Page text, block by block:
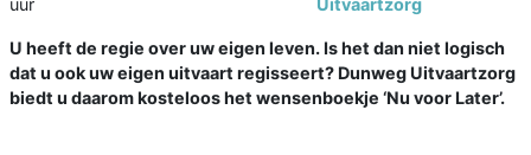
U heeft de regie over uw eigen leven. Is het dan niet logisch
dat u ook uw eigen uitvaart regisseert? Dunweg Uitvaartzorg
biedt u daarom kosteloos het wensenboekje ‘Nu voor Later’.